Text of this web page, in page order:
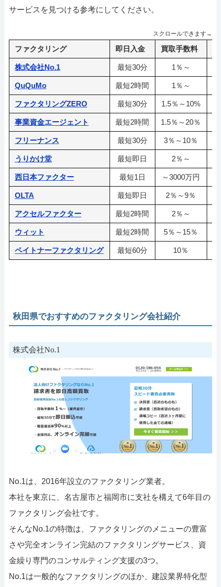
サービスを見つける参考にしてください。
スクロールできます→
ファクタリング 即日入金 買取手数料
株式会社No.1 最短30分 1％～
QuQuMo 最短2時間 1％～
ファクタリングZERO 最短30分 1.5％～10%
事業資金エージェント 最短2時間 1.5％～20％
フリーナンス 最短30分 3％～10％
うりかけ堂 最短即日 2％～
西日本ファクター 最短1日 ～3000万円
OLTA 最短即日 2％～9％
アクセルファクター 最短2時間 2％～
ウィット 最短2時間 5％～15％
ペイトナーファクタリング 最短60分 10％
秋田県でおすすめのファクタリング会社紹介
株式会社No.1
No.1は、2016年設立のファクタリング業者。
本社を東京に、名古屋市と福岡市に支社を構えて6年目の
ファクタリング会社です。
そんなNo.1の特徴は、ファクタリングのメニューの豊富
さや完全オンライン完結のファクタリングサービス、資
金繰り専門のコンサルティング支援の3つ。
No.1は一般的なファクタリングのほか、建設業界特化型